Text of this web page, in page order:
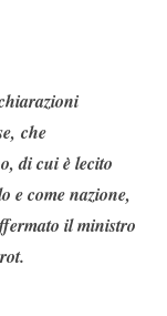
che
di cui è lecito
e come nazione,
il ministro